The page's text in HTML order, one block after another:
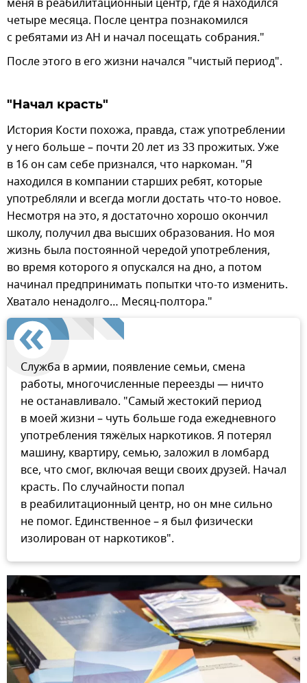
четыре месяца. После центра познакомился
с ребятами из АН и начал посещать собрания."
После этого в его жизни начался "чистый период".
"Начал красть"
История Кости похожа, правда, стаж употреблении
у него больше – почти 20 лет из 33 прожитых. Уже
в 16 он сам себе признался, что наркоман. "Я
находился в компании старших ребят, которые
употребляли и всегда могли достать что-то новое.
Несмотря на это, я достаточно хорошо окончил
школу, получил два высших образования. Но моя
жизнь была постоянной чередой употребления,
во время которого я опускался на дно, а потом
начинал предпринимать попытки что-то изменить.
Хватало ненадолго… Месяц-полтора."
Служба в армии, появление семьи, смена
работы, многочисленные переезды — ничто
не останавливало. "Самый жестокий период
в моей жизни – чуть больше года ежедневного
употребления тяжёлых наркотиков. Я потерял
машину, квартиру, семью, заложил в ломбард
все, что смог, включая вещи своих друзей. Начал
красть. По случайности попал
в реабилитационный центр, но он мне сильно
не помог. Единственное – я был физически
изолирован от наркотиков".